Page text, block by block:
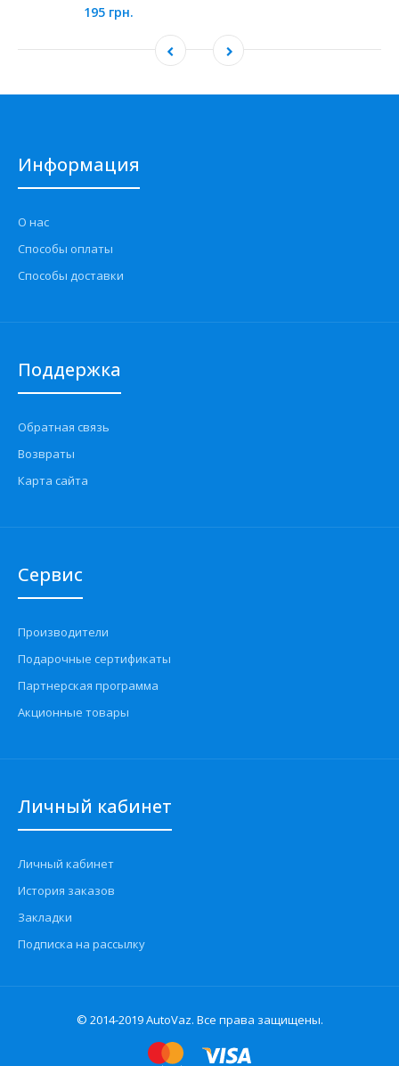
195 грн.
Информация
О нас
Способы оплаты
Способы доставки
Поддержка
Обратная связь
Возвраты
Карта сайта
Сервис
Производители
Подарочные сертификаты
Партнерская программа
Акционные товары
Личный кабинет
Личный кабинет
История заказов
Закладки
Подписка на рассылку
© 2014-2019 AutoVaz. Все права защищены.